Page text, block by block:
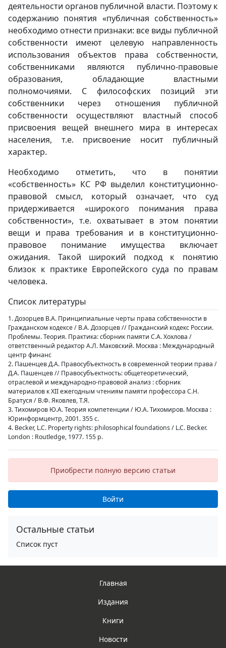
деятельности органов публичной власти. Поэтому к
содержанию понятия «публичная собственность»
необходимо отнести признаки: все виды публичной
собственности имеют целевую направленность
использования объектов права собственности,
собственниками являются публично-правовые
образования, обладающие властными
полномочиями. С философских позиций эти
собственники через отношения публичной
собственности осуществляют властный способ
присвоения вещей внешнего мира в интересах
населения, т.е. присвоение носит публичный
характер.
Необходимо отметить, что в понятии
«собственность» КС РФ выделил конституционно-
правовой смысл, который означает, что суд
придерживается «широкого понимания права
собственности», т.е. охватывает в этом понятии
вещи и права требования и в конституционно-
правовое понимание имущества включает
ожидания. Такой широкий подход к понятию
близок к практике Европейского суда по правам
человека.
Список литературы
1. Дозорцев В.А. Принципиальные черты права собственности в
Гражданском кодексе / В.А. Дозорцев // Гражданский кодекс России.
Проблемы. Теория. Практика: сборник памяти С.А. Хохлова /
ответственный редактор А.Л. Маковский. Москва : Международный
центр финанс
2. Пашенцев Д.А. Правосубъектность в современной теории права /
Д.А. Пашенцев // Правосубъектность: общетеоретический,
отраслевой и международно-правовой анализ : сборник
материалов к XII ежегодным чтениям памяти профессора С.Н.
Братуся / В.Ф. Яковлев, Т.Я.
3. Тихомиров Ю.А. Теория компетенции / Ю.А. Тихомиров. Москва :
Юринформцентр, 2001. 355 с.
4. Becker, L.C. Property rights: philosophical foundations / L.C. Becker.
London : Routledge, 1977. 155 p.
Приобрести полную версию статьи
Войти
Остальные статьи
Список пуст
Главная
Издания
Книги
Новости